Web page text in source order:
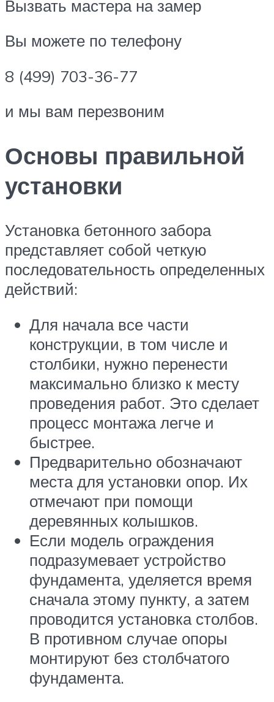
Вызвать мастера на замер
Вы можете по телефону
8 (499) 703-36-77
и мы вам перезвоним
Основы правильной
установки
Установка бетонного забора
представляет собой четкую
последовательность определенных
действий:
Для начала все части
конструкции, в том числе и
столбики, нужно перенести
максимально близко к месту
проведения работ. Это сделает
процесс монтажа легче и
быстрее.
Предварительно обозначают
места для установки опор. Их
отмечают при помощи
деревянных колышков.
Если модель ограждения
подразумевает устройство
фундамента, уделяется время
сначала этому пункту, а затем
проводится установка столбов.
В противном случае опоры
монтируют без столбчатого
фундамента.